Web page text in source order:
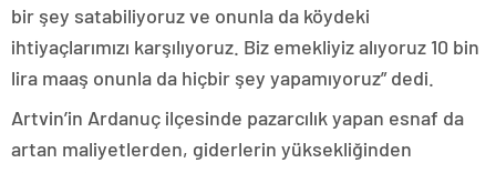
bir şey satabiliyoruz ve onunla da köydeki
ihtiyaçlarımızı karşılıyoruz. Biz emekliyiz alıyoruz 10 bin
lira maaş onunla da hiçbir şey yapamıyoruz” dedi.
Artvin’in Ardanuç ilçesinde pazarcılık yapan esnaf da
artan maliyetlerden, giderlerin yüksekliğinden